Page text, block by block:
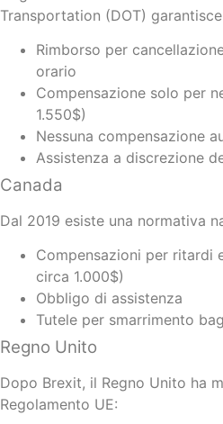
Transportation (DOT)
Rimborso per
orario
Compensazione solo per
1.550$)
Nessuna compensazione
Assistenza a discrezione
Canada
Dal 2019 esiste una normativa
Compensazioni per ritardi
circa 1.000$)
Obbligo di assistenza
Tutele per smarrimento
Regno Unito
Dopo Brexit, il Regno Unito ha
Regolamento UE: